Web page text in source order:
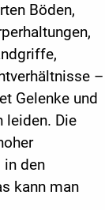
Böden,
–
Gelenke und
leiden. Die
in den
kann man